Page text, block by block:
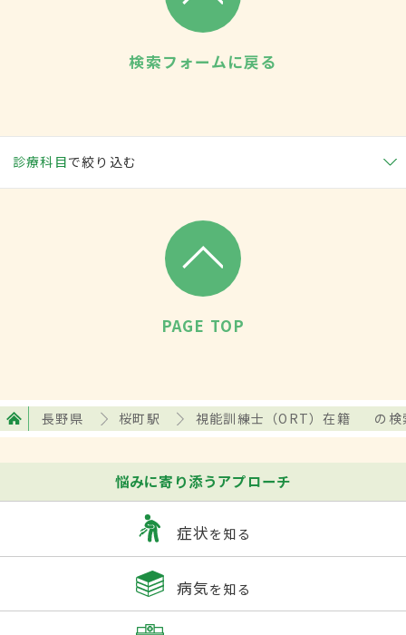
検索フォームに戻る
診療科目で絞り込む
PAGE TOP
長野県 桜町駅 視能訓練士（ORT）在籍 の検
悩みに寄り添うアプローチ
症状を知る
病気を知る